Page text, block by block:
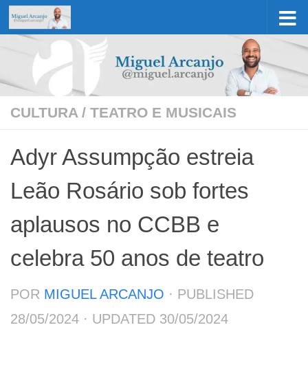
Skip to content
CULTURA / TEATRO E MUSICAIS
Adyr Assumpção estreia
Leão Rosário sob fortes
aplausos no CCBB e
celebra 50 anos de teatro
POR MIGUEL ARCANJO · PUBLISHED
28/05/2024 · UPDATED 30/05/2024